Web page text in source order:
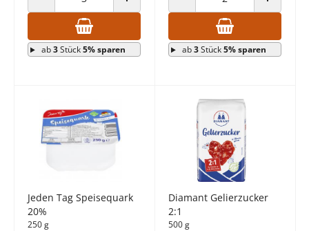
ANZAHL VERRINGERN ANZAHL ERHÖHEN
ab3Stück5% sparen
ANZAHL VERRINGERN ANZAHL
ab3Stück5% sparen
Jeden Tag Speisequark
20%
250 g
Diamant Gelierzucker
2:1
500 g